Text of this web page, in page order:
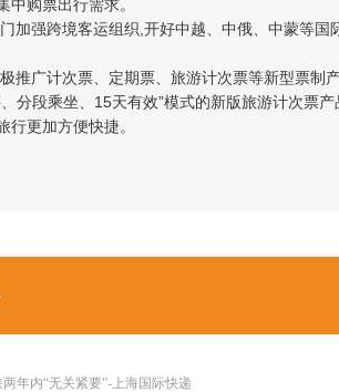
中购票出行需求。
加强跨境客运组织,开好中越、中俄、中蒙等
推广计次票、定期票、旅游计次票等新型票
分段乘坐、15天有效”模式的新版旅游计次票
行更加方便快捷。
年内“无关紧要”-上海国际快递